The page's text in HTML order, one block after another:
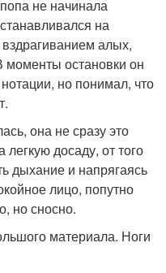
не начинала
на
алых,
моменты остановки он
но понимал, что
она не сразу это
досаду, от того
дыхание и напрягаясь
лицо, попутно
но сносно.
материала. Ноги